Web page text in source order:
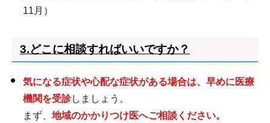
11月）
3.どこに相談すればいいですか？
気になる症状や心配な症状がある場合は、早めに医療
機関を受診しましょう。
まず、 地域のかかりつけ医へご相談ください。